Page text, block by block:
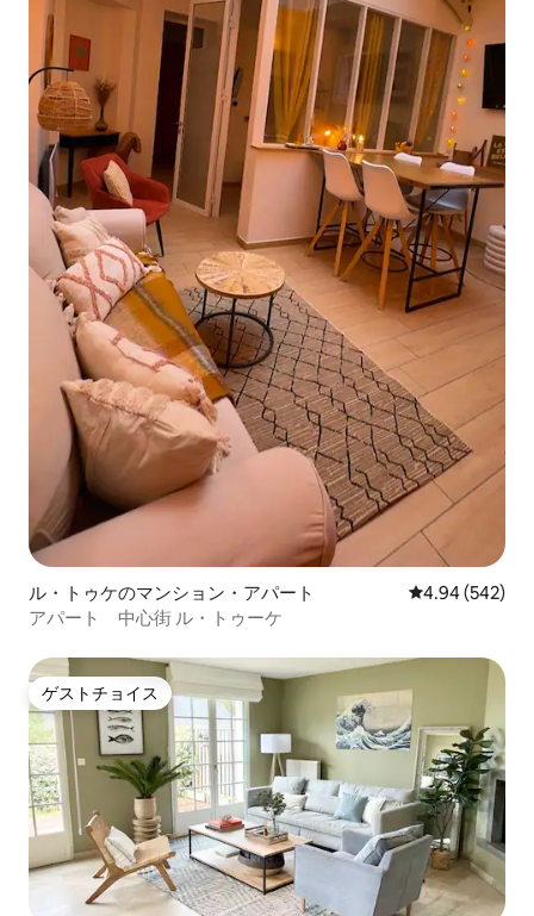
ル・トゥケのマンション・アパート レビュー542
4.94 (542)
アパート 中心街 ル・トゥーケ
ゲストチョイス
ゲストチョイス